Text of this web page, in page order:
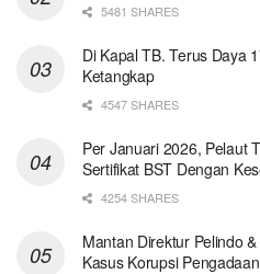
5481 SHARES
Di Kapal TB. Terus Daya
Ketangkap
4547 SHARES
Per Januari 2026, Pelaut
Sertifikat BST Dengan
4254 SHARES
Mantan Direktur Pelindo
Kasus Korupsi